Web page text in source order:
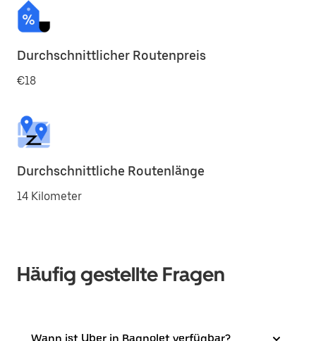
Durchschnittlicher Routenpreis
€18
Durchschnittliche Routenlänge
14 Kilometer
Häufig gestellte Fragen